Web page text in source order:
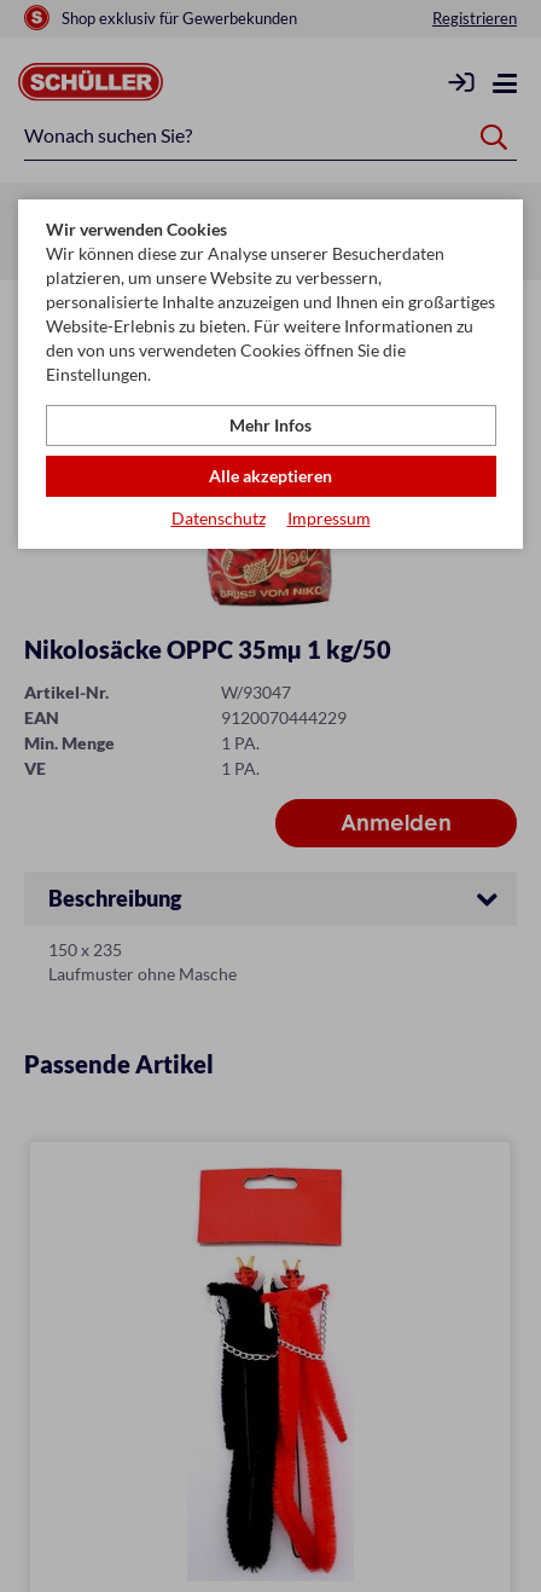
Shop exklusiv für Gewerbekunden Registrieren
Startseite Saisonen Weihnachten Säcke
Nikolosäcke OPPC 35mµ 1 kg/50
Artikel-Nr.
W/93047
EAN
9120070444229
Min. Menge
1 PA.
VE
1 PA.
Beschreibung
150 x 235
Laufmuster ohne Masche
Passende Artikel
Wir verwenden Cookies
Wir können diese zur Analyse unserer Besucherdaten
platzieren, um unsere Website zu verbessern,
personalisierte Inhalte anzuzeigen und Ihnen ein großartiges
Website-Erlebnis zu bieten. Für weitere Informationen zu
den von uns verwendeten Cookies öffnen Sie die
Einstellungen.
Mehr Infos
Alle akzeptieren
Datenschutz Impressum